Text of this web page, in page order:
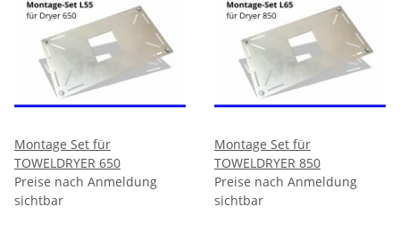
Montage Set für
TOWELDRYER 650
Preise nach Anmeldung
sichtbar
Montage Set für
TOWELDRYER 850
Preise nach Anmeldung
sichtbar